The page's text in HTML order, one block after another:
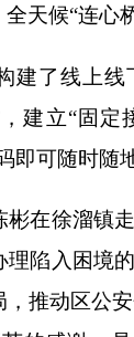
候“连心桥
了线上线
建立“固
即可随时随
徐溜镇走
理陷入困境
推动区公